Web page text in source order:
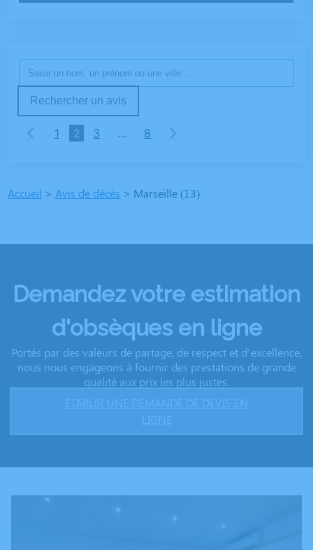
Rechercher un avis
1 2 3 … 8
Accueil > Avis de décès > Marseille (13)
Demandez votre estimation
d'obsèques en ligne
Portés par des valeurs de partage, de respect et d’excellence,
nous nous engageons à fournir des prestations de grande
qualité aux prix les plus justes.
ÉTABLIR UNE DEMANDE DE DEVIS EN
LIGNE